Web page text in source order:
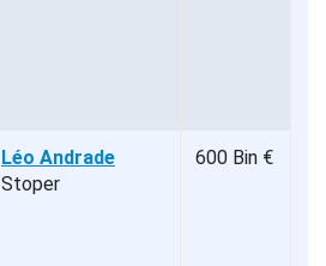
Léo Andrade
Stoper
600 Bin €